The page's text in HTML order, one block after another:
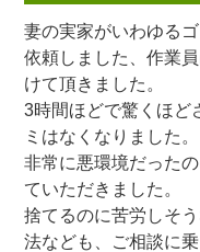
妻の実家がいわゆる
依頼しました、作業
けて頂きました。
3時間ほどで驚くほど
ミはなくなりました。
非常に悪環境だった
ていただきました。
捨てるのに苦労しそ
法なども、ご相談に